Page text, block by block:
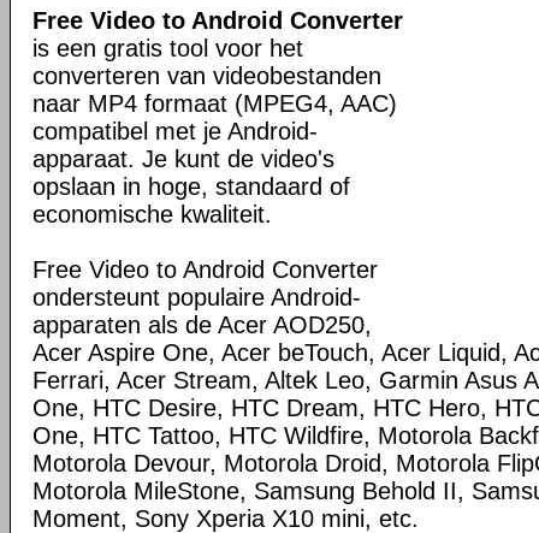
Free Video to Android Converter
is een gratis tool voor het
converteren van videobestanden
naar MP4 formaat (MPEG4, AAC)
compatibel met je Android-
apparaat. Je kunt de video's
opslaan in hoge, standaard of
economische kwaliteit.
Free Video to Android Converter
ondersteunt populaire Android-
apparaten als de Acer AOD250,
Acer Aspire One, Acer beTouch, Acer Liquid,
Ferrari, Acer Stream, Altek Leo, Garmin Asus
One, HTC Desire, HTC Dream, HTC Hero,
One, HTC Tattoo, HTC Wildfire, Motorola
Motorola Devour, Motorola Droid, Motorola
Motorola MileStone, Samsung Behold II,
Moment, Sony Xperia X10 mini, etc.